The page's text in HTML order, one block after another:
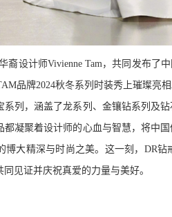
裔设计师Vivienne Tam，共同发布了
品牌2024秋冬系列时装秀上璀璨亮相
列，涵盖了龙系列、金镶钻系列及钻
都凝聚着设计师的心血与智慧，将中
博大精深与时尚之美。这一刻，DR
见证并庆祝真爱的力量与美好。